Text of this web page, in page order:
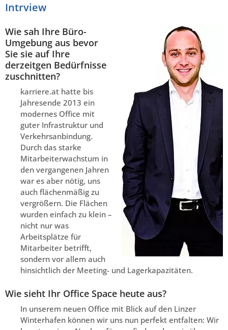
Intrview
Wie sah Ihre Büro-
Umgebung aus bevor
Sie sie auf Ihre
derzeitgen Bedürfnisse
zuschnitten?
karriere.at hatte bis
Jahresende 2013 ein
modernes Office mit
guter Infrastruktur und
Verkehrsanbindung.
Durch das starke
Mitarbeiterwachstum in
den vergangenen Jahren
war es aber nötig, uns
auch flächenmäßig zu
vergrößern. Die Flächen
wurden einfach zu klein –
nicht nur was
Arbeitsplätze für
Mitarbeiter betrifft,
sondern vor allem auch
hinsichtlich der Meeting- und Lagerkapazitäten.
Wie sieht Ihr Office Space heute aus?
In unserem neuen Office mit Blick auf den Linzer
Winterhafen können wir uns nun perfekt entfalten: Wir